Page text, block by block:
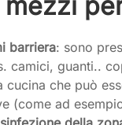
barriera: sono
camici, guanti..
cucina che può
(come ad